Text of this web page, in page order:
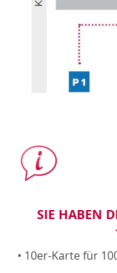
SIE HABEN
• 10er-Karte für